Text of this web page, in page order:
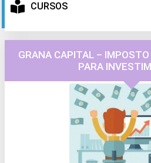
CURSOS
GRANA CAPITAL – IMPOSTO
PARA